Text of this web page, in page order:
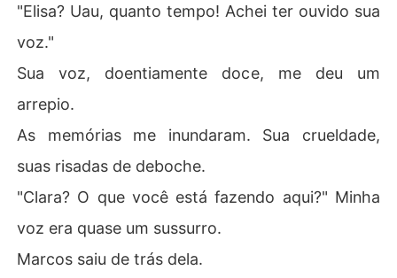
"Elisa? Uau, quanto tempo! Achei ter ouvido sua
voz."
Sua voz, doentiamente doce, me deu um
arrepio.
As memórias me inundaram. Sua crueldade,
suas risadas de deboche.
"Clara? O que você está fazendo aqui?" Minha
voz era quase um sussurro.
Marcos saiu de trás dela.